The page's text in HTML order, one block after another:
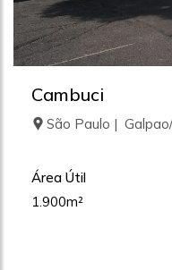
Cambuci
São Paulo |
Área Útil
1.900m²